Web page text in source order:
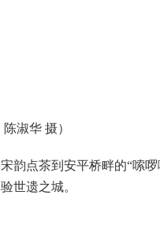
淑华 摄）
韵点茶到安平桥畔的“嗦
世遗之城。